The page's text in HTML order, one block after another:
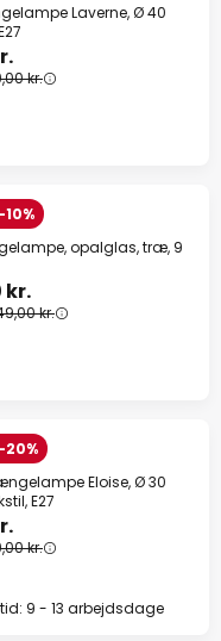
Laverne, Ø 40
kr.
opalglas, træ, 9
kr.
kr.
Eloise, Ø 30
E27
kr.
9 - 13 arbejdsdage